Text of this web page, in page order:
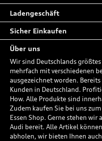
Ladengeschäft
Sicher Einkaufen
Über uns
Wir sind Deutschlands
mehrfach mit verschiedenen
ausgezeichnet worden.
Kunden in Deutschland.
How. Alle Produkte sind
Zudem kaufen Sie bei uns
Essen Shop. Gerne stehen
Audi bereit. Alle Artikel
abholen, wir bieten Ihnen